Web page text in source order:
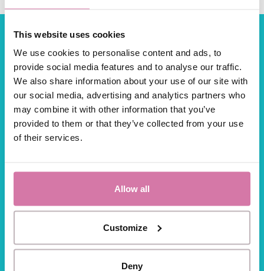
This website uses cookies
We use cookies to personalise content and ads, to
provide social media features and to analyse our traffic.
We also share information about your use of our site with
our social media, advertising and analytics partners who
may combine it with other information that you’ve
provided to them or that they’ve collected from your use
of their services.
Allow all
Customize
Deny
(+31) (0)88-8580858
INFORMATIE